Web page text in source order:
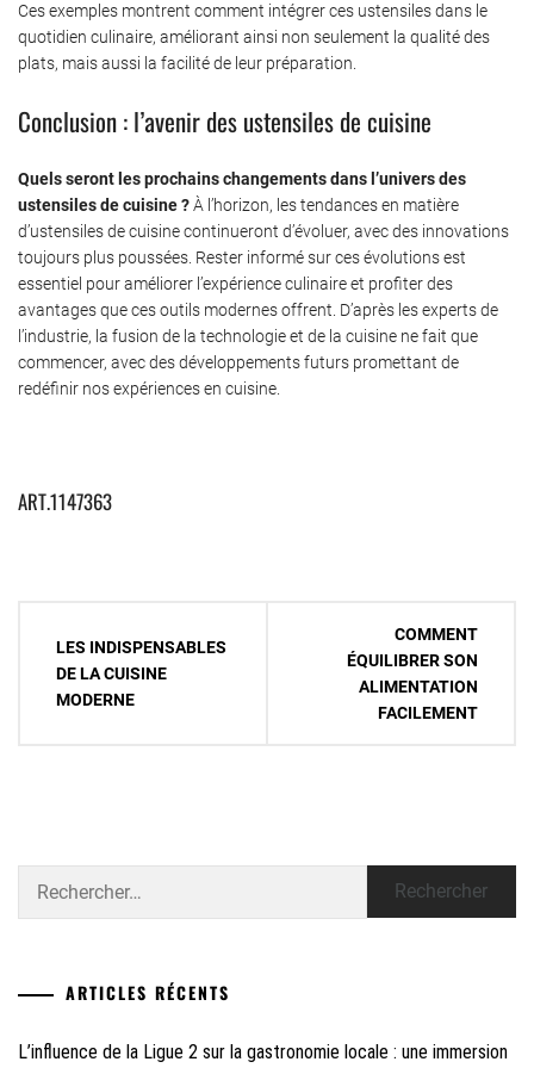
Ces exemples montrent comment intégrer ces ustensiles dans le
quotidien culinaire, améliorant ainsi non seulement la qualité des
plats, mais aussi la facilité de leur préparation.
Conclusion : l’avenir des ustensiles de cuisine
Quels seront les prochains changements dans l’univers des
ustensiles de cuisine ?À l’horizon, les tendances en matière
d’ustensiles de cuisine continueront d’évoluer, avec des innovations
toujours plus poussées. Rester informé sur ces évolutions est
essentiel pour améliorer l’expérience culinaire et profiter des
avantages que ces outils modernes offrent. D’après les experts de
l’industrie, la fusion de la technologie et de la cuisine ne fait que
commencer, avec des développements futurs promettant de
redéfinir nos expériences en cuisine.
ART.1147363
l’article
LES INDISPENSABLES
DE LA CUISINE
MODERNE
COMMENT
ÉQUILIBRER SON
ALIMENTATION
FACILEMENT
ARTICLES RÉCENTS
L’influence de la Ligue 2 sur la gastronomie locale : une immersion